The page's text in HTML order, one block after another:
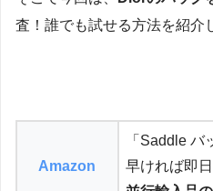
査！誰でも試せる方法を紹介
Amazon
「Saddle
早ければ即